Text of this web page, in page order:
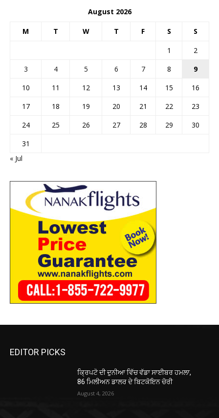
August 2026
M T W T F S S
1
2
3
4 5 6 7 8
9
10
11 12 13 14 15
16
17
18 19 20 21 22
23
24
25 26 27 28 29
30
31
« Jul
EDITOR PICKS
ਕ੍ਰਿਪਟੋ ਦੀ ਦੁਨੀਆ ਵਿੱਚ ਵੱਡਾ ਸਾਈਬਰ ਹਮਲਾ,
86 ਮਿਲੀਅਨ ਡਾਲਰ ਦੇ ਬਿਟਕੋਇਨ ਚੋਰੀ
August 4, 2026